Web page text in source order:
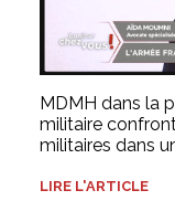
MDMH dans la
militaire
militaires dans
LIRE L'ARTICLE